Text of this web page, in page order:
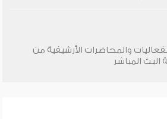
والمحاضرات الأرشيفية من
المباشر